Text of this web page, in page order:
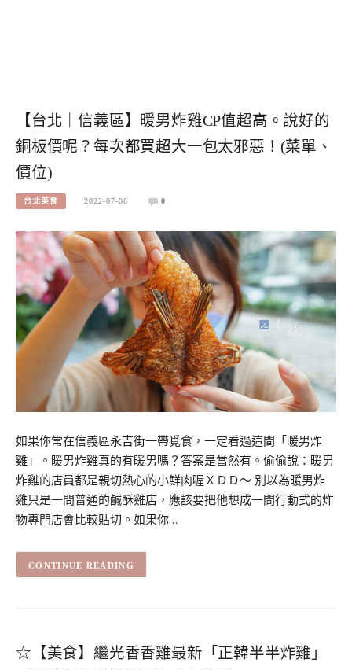
【台北｜信義區】暖男炸雞CP值超高。說好的
銅板價呢？每次都買超大一包太邪惡！(菜單、
價位)
台北美食 2022-07-06 0
如果你常在信義區永吉街一帶覓食，一定看過這間「暖男炸
雞」。暖男炸雞真的有暖男嗎？答案是當然有。偷偷說：暖男
炸雞的店員都是親切熱心的小鮮肉喔ＸＤＤ～ 別以為暖男炸
雞只是一間普通的鹹酥雞店，應該要把他想成一間行動式的炸
物專門店會比較貼切。如果你…
CONTINUE READING
☆【美食】繼光香香雞最新「正韓半半炸雞」